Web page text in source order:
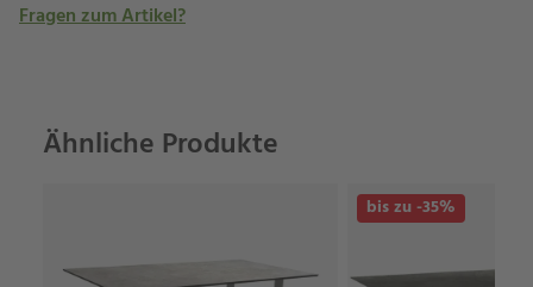
Fragen zum Artikel?
Ähnliche Produkte
bis zu -35%